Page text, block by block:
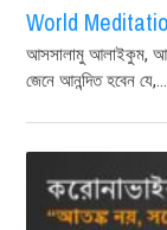
World
আসসালামু আলাইকুম,
জেনে আনন্দিত হবেন যে,...